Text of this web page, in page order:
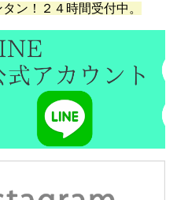
ン！２４時間受付中。